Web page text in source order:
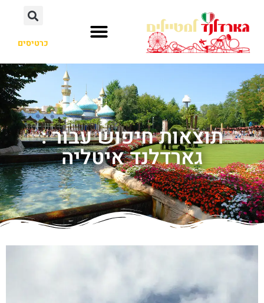
כרטיסים
תוצאות חיפוש עבור :
גארדלנד איטליה